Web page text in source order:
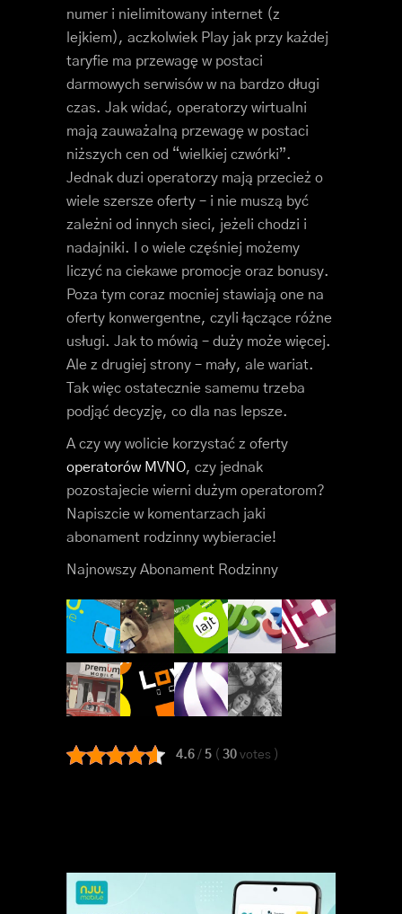
numer i nielimitowany internet (z
lejkiem), aczkolwiek Play jak przy każdej
taryfie ma przewagę w postaci
darmowych serwisów w na bardzo długi
czas. Jak widać, operatorzy wirtualni
mają zauważalną przewagę w postaci
niższych cen od “wielkiej czwórki”.
Jednak duzi operatorzy mają przecież o
wiele szersze oferty – i nie muszą być
zależni od innych sieci, jeżeli chodzi i
nadajniki. I o wiele częśniej możemy
liczyć na ciekawe promocje oraz bonusy.
Poza tym coraz mocniej stawiają one na
oferty konwergentne, czyli łączące różne
usługi. Jak to mówią – duży może więcej.
Ale z drugiej strony – mały, ale wariat.
Tak więc ostatecznie samemu trzeba
podjąć decyzję, co dla nas lepsze.
A czy wy wolicie korzystać z oferty
operatorów MVNO, czy jednak
pozostajecie wierni dużym operatorom?
Napiszcie w komentarzach jaki
abonament rodzinny wybieracie!
Najnowszy Abonament Rodzinny
4.6 / 5 ( 30 votes )